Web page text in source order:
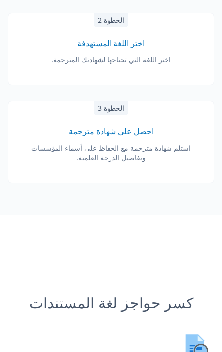
الخطوة 2
اختر اللغة المستهدفة
اختر اللغة التي تحتاجها لشهادتك المترجمة.
الخطوة 3
احصل على شهادة مترجمة
استلم شهادة مترجمة مع الحفاظ على أسماء المؤسسات
وتفاصيل الدرجة العلمية.
كسر حواجز لغة المستندات